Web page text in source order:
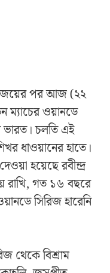
জয়ের পর আজ (২২
ম্যাচের ওয়ানডে
ভারত। চলতি এই
ধাওয়ানের হাতে।
হয়েছে রবীন্দ্র
রাখি, গত ১৬ বছরে
সিরিজ হারেনি
থেকে বিশ্রাম